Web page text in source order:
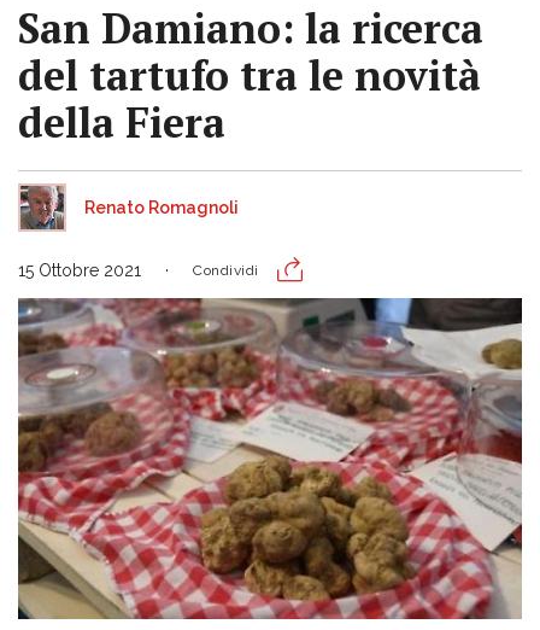
San Damiano: la ricerca
del tartufo tra le novità
della Fiera
Renato Romagnoli
15 Ottobre 2021 Condividi